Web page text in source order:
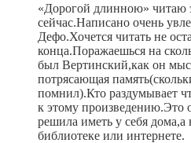
«Дорогой длинною» читаю
сейчас.Написано очень
Дефо.Хочется читать не
конца.Поражаешься на
был Вертинский,как он
потрясающая
помнил).Кто раздумывает
к этому произведению.Это
решила иметь у себя дома,а
библиотеке или интернете.